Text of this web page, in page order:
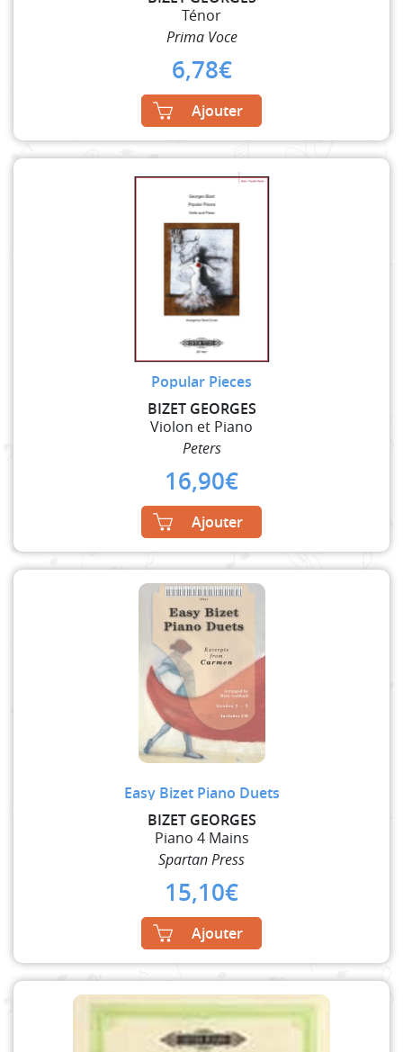
Ténor
Prima Voce
6,78€
Ajouter
Popular Pieces
BIZET GEORGES
Violon et Piano
Peters
16,90€
Ajouter
Easy Bizet Piano Duets
BIZET GEORGES
Piano 4 Mains
Spartan Press
15,10€
Ajouter